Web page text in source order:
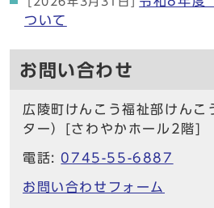
ついて
お問い合わせ
広陵町けんこう福祉部けんこ
ター）[さわやかホール2階]
電話: 0745-55-6887
お問い合わせフォーム